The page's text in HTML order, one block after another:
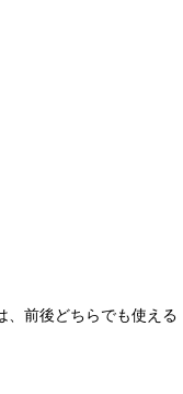
、前後どちらでも使える